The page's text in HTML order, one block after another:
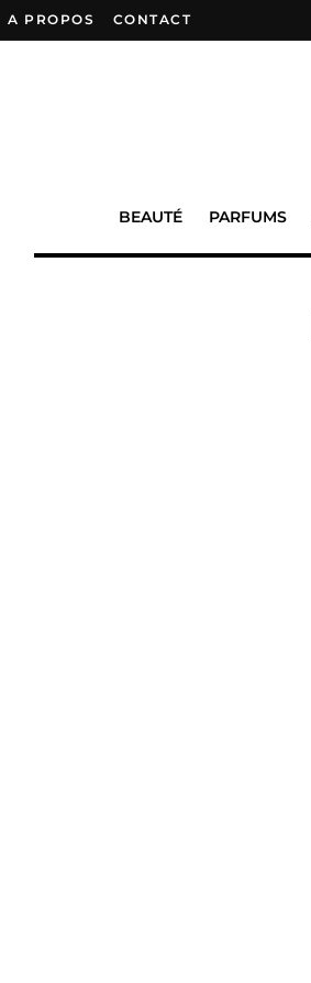
A PROPOS CONTACT
BEAUTÉ PARFUMS